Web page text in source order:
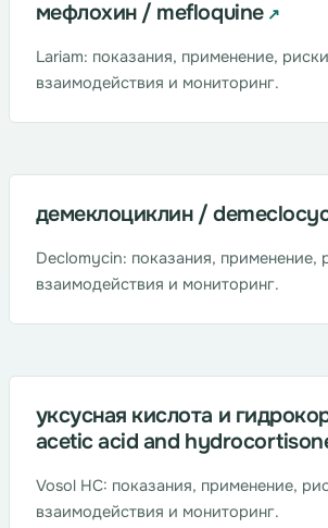
мефлохин / mefloquine
Lariam: показания, применение,
взаимодействия и мониторинг.
демеклоциклин /
Declomycin: показания, применение,
взаимодействия и мониторинг.
уксусная кислота и
acetic acid and
Vosol HC: показания, применение,
взаимодействия и мониторинг.